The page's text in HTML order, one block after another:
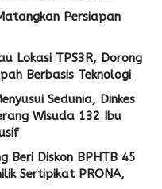
Persiapan
Lokasi TPS3R, Dorong
Berbasis Teknologi
Sedunia, Dinkes
Wisuda 132 Ibu
Beri Diskon BPHTB 45
Sertipikat PRONA,